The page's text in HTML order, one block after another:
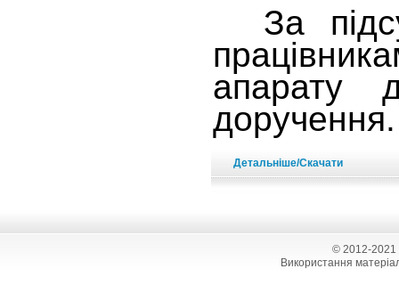
За
апарату
доручення.
Детальніше/Скачати
© 2012-2021
Використання